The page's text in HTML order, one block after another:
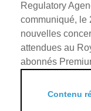
Regulatory
communiqué, le
nouvelles
attendues au
abonnés
Contenu